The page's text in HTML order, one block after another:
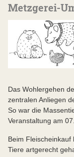
Metzgerei-
Das Wohlergehen
zentralen Anliegen
So war die
Veranstaltung am
Beim
Tiere artgerecht